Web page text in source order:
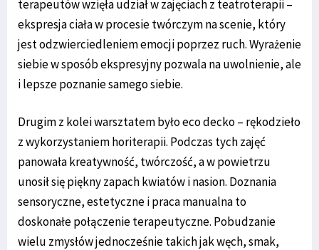
terapeutów wzięła udział w zajęciach z teatroterapii –
ekspresja ciała w procesie twórczym na scenie, który
jest odzwierciedleniem emocji poprzez ruch. Wyrażenie
siebie w sposób ekspresyjny pozwala na uwolnienie, ale
i lepsze poznanie samego siebie.
Drugim z kolei warsztatem było eco decko – rękodzieło
z wykorzystaniem horiterapii. Podczas tych zajęć
panowała kreatywność, twórczość, a w powietrzu
unosił się piękny zapach kwiatów i nasion. Doznania
sensoryczne, estetyczne i praca manualna to
doskonałe połączenie terapeutyczne. Pobudzanie
wielu zmysłów jednocześnie takich jak węch, smak,